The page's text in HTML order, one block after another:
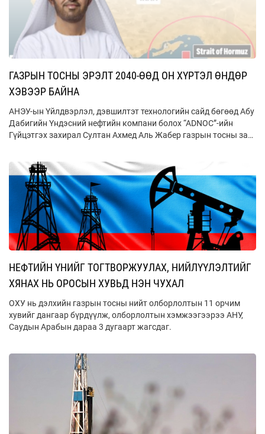
ГАЗРЫН ТОСНЫ ЭРЭЛТ 2040-ӨӨД ОН ХҮРТЭЛ ӨНДӨР
ХЭВЭЭР БАЙНА
АНЭУ-ын Үйлдвэрлэл, дэвшилтэт технологийн сайд бөгөөд Абу
Дабигийн Үндэсний нефтийн компани болох “ADNOC”-ийн
Гүйцэтгэх захирал Султан Ахмед Аль Жабер газрын тосны зах
НЕФТИЙН ҮНИЙГ ТОГТВОРЖУУЛАХ, НИЙЛҮҮЛЭЛТИЙГ
ХЯНАХ НЬ ОРОСЫН ХУВЬД НЭН ЧУХАЛ
ОХУ нь дэлхийн газрын тосны нийт олборлолтын 11 орчим
хувийг дангаар бүрдүүлж, олборлолтын хэмжээгээрээ АНУ,
Саудын Арабын дараа 3 дугаарт жагсдаг.